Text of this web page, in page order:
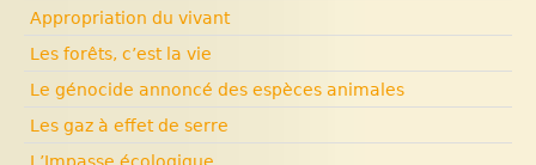
Appropriation du vivant
Les forêts, c’est la vie
Le génocide annoncé des espèces animales
Les gaz à effet de serre